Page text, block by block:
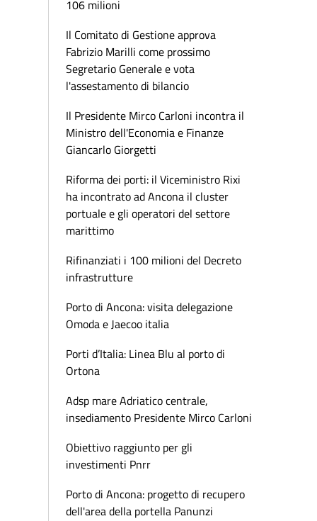
106 milioni
Il Comitato di Gestione approva
Fabrizio Marilli come prossimo
Segretario Generale e vota
l'assestamento di bilancio
Il Presidente Mirco Carloni incontra il
Ministro dell'Economia e Finanze
Giancarlo Giorgetti
Riforma dei porti: il Viceministro Rixi
ha incontrato ad Ancona il cluster
portuale e gli operatori del settore
marittimo
Rifinanziati i 100 milioni del Decreto
infrastrutture
Porto di Ancona: visita delegazione
Omoda e Jaecoo italia
Porti d’Italia: Linea Blu al porto di
Ortona
Adsp mare Adriatico centrale,
insediamento Presidente Mirco Carloni
Obiettivo raggiunto per gli
investimenti Pnrr
Porto di Ancona: progetto di recupero
dell'area della portella Panunzi